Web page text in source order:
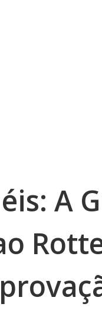
A